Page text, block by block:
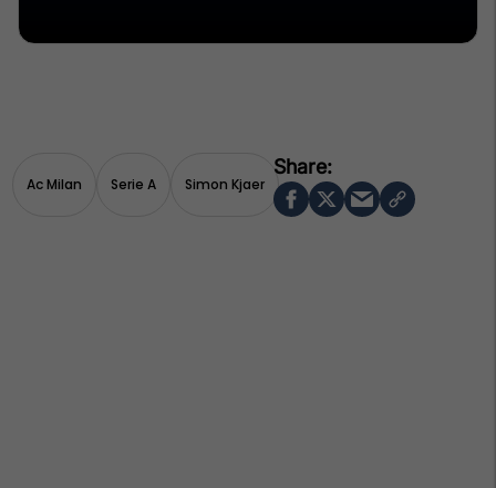
Ac Milan Serie A Simon Kjaer